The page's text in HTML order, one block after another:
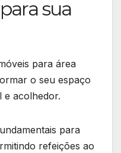
sua
para área
o seu espaço
e acolhedor.
para
refeições ao